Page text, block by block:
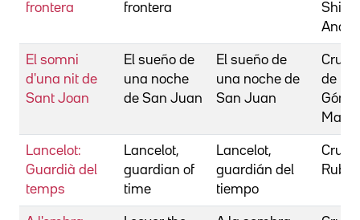
frontera
frontera
André
El somni
d'una nit de
Sant Joan
El sueño de
una noche
de San Juan
El sueño de
una noche de
San Juan
Cruz,
de la
Lancelot:
Guardià del
temps
Lancelot,
guardian of
time
Lancelot,
guardián del
tiempo
Cruz,